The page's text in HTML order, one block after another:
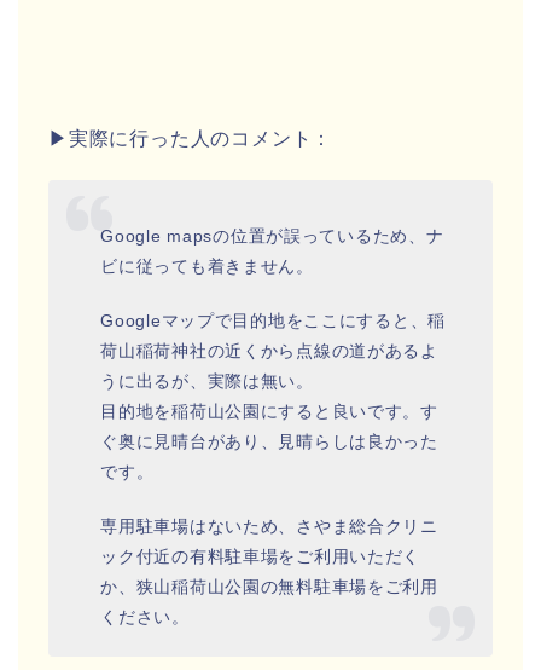
▶実際に行った人のコメント：
Google mapsの位置が誤っているため、ナ
ビに従っても着きません。
Googleマップで目的地をここにすると、稲
荷山稲荷神社の近くから点線の道があるよ
うに出るが、実際は無い。
目的地を稲荷山公園にすると良いです。す
ぐ奥に見晴台があり、見晴らしは良かった
です。
専用駐車場はないため、さやま総合クリニ
ック付近の有料駐車場をご利用いただく
か、狭山稲荷山公園の無料駐車場をご利用
ください。